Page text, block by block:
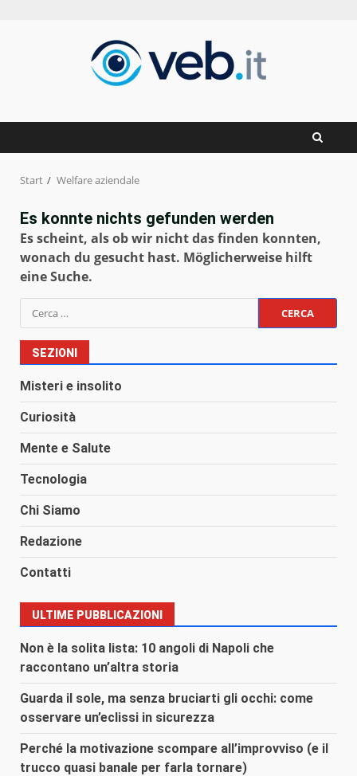
Start Welfare aziendale
Es konnte nichts gefunden werden
Es scheint, als ob wir nicht das finden konnten,
wonach du gesucht hast. Möglicherweise hilft
eine Suche.
Ricerca
per:
SEZIONI
Misteri e insolito
Curiosità
Mente e Salute
Tecnologia
Chi Siamo
Redazione
Contatti
ULTIME PUBBLICAZIONI
Non è la solita lista: 10 angoli di Napoli che
raccontano un’altra storia
Guarda il sole, ma senza bruciarti gli occhi: come
osservare un’eclissi in sicurezza
Perché la motivazione scompare all’improvviso (e il
trucco quasi banale per farla tornare)